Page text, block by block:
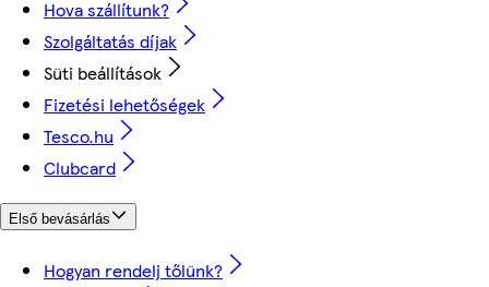
Hova szállítunk?
Szolgáltatás díjak
Süti beállítások
Fizetési lehetőségek
Tesco.hu
Clubcard
Első bevásárlás
Hogyan rendelj tőlünk?